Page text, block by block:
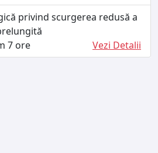
privind scurgerea redusă a
7 ore Vezi Detalii